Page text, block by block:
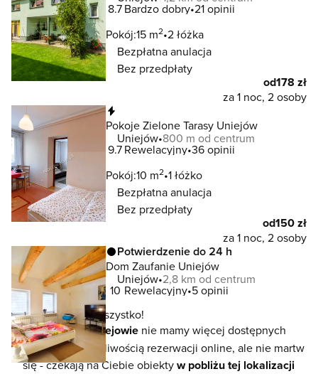
8.7Bardzo dobry 21 opinii
Pokój:15 m2 2 łóżka
Bezpłatna anulacja
Bez przedpłaty
od178 zł
za 1 noc, 2 osoby
Pokoje Zielone Tarasy Uniejów
Uniejów 800 m od centrum
9.7Rewelacyjny 36 opinii
Pokój:10 m2 1 łóżko
Bezpłatna anulacja
Bez przedpłaty
od150 zł
za 1 noc, 2 osoby
Potwierdzenie do 24 h
Dom Zaufanie Uniejów
Uniejów 2,8 km od centrum
10 Rewelacyjny 5 opinii
To jeszcze nie wszystko!
W lokalizacjiUniejowie nie mamy więcej dostępnych
noclegów z możliwością rezerwacji online, ale nie martw
się - czekają na Ciebie obiektyw pobliżu tej lokalizacji